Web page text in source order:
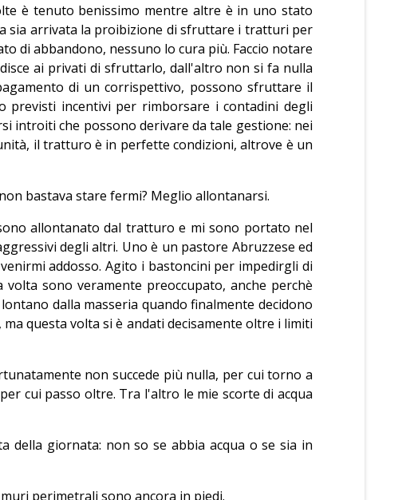
è tenuto benissimo mentre altre è in uno stato
sia arrivata la proibizione di sfruttare i tratturi per
di abbandono, nessuno lo cura più. Faccio notare
ai privati di sfruttarlo, dall'altro non si fa nulla
di un corrispettivo, possono sfruttare il
incentivi per rimborsare i contadini degli
introiti che possono derivare da tale gestione: nei
il tratturo è in perfette condizioni, altrove è un
bastava stare fermi? Meglio allontanarsi.
allontanato dal tratturo e mi sono portato nel
degli altri. Uno è un pastore Abruzzese ed
addosso. Agito i bastoncini per impedirgli di
sono veramente preoccupato, anche perchè
dalla masseria quando finalmente decidono
questa volta si è andati decisamente oltre i limiti
non succede più nulla, per cui torno a
cui passo oltre. Tra l'altro le mie scorte di acqua
della giornata: non so se abbia acqua o se sia in
perimetrali sono ancora in piedi.